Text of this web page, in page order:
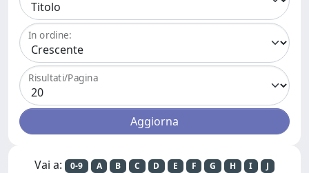
In ordine:
Risultati/Pagina
Vai a: 0-9 A B C D E F G H I
J